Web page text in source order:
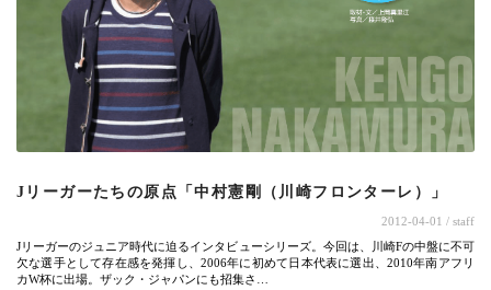
Jリーガーたちの原点「中村憲剛（川崎フロンターレ）」
2012-04-01 / staff
Jリーガーのジュニア時代に迫るインタビューシリーズ。今回は、川崎Fの中盤に不可
欠な選手として存在感を発揮し、2006年に初めて日本代表に選出、2010年南アフリ
カW杯に出場。ザック・ジャパンにも招集さ…